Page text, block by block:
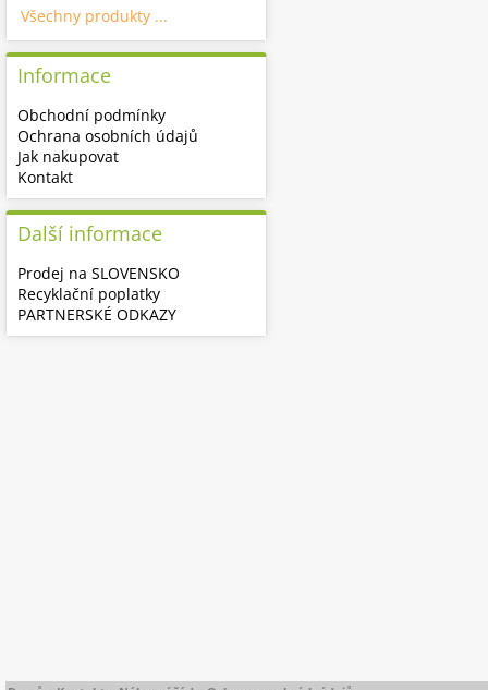
Všechny produkty ...
Informace
Obchodní podmínky
Ochrana osobních údajů
Jak nakupovat
Kontakt
Další informace
Prodej na SLOVENSKO
Recyklační poplatky
PARTNERSKÉ ODKAZY